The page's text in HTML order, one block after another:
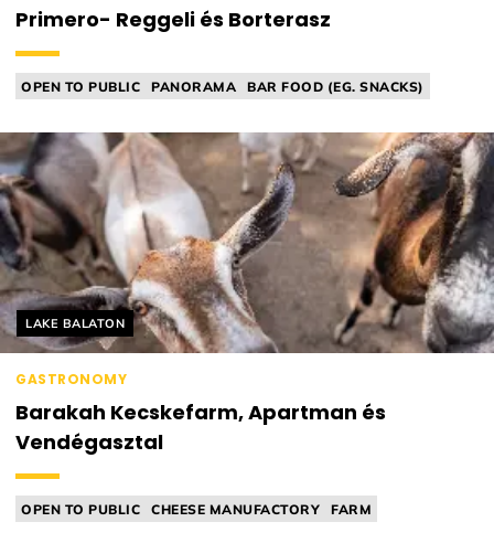
Primero- Reggeli és Borterasz
OPEN TO PUBLIC PANORAMA
BAR FOOD (EG. SNACKS)
Helyszín címkék:
LAKE BALATON
GASTRONOMY
Barakah Kecskefarm, Apartman és
Vendégasztal
OPEN TO PUBLIC CHEESE MANUFACTORY
FARM